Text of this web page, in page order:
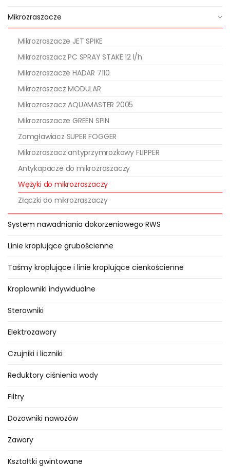
sztucznego o długości 13,5 cm.
Obciążnik 13,5 cm – stosowany
do wężyka w zestawie
tworzywa sztucznego w
postaci rurki o długości 13,5 cm.
Wężyki kompletne oraz obciążnik
produkowane są przez firmę
NAANDANJAIN. Od 1990 r.
dystrybutorem NAANDANJAIN
www.naandanjain.com
Państwo aktualne informacje o
produkowany jest przez firmę
Mikrozraszacze
Mikrozraszacze JET SPIKE
Mikrozraszacz PC SPRAY STAKE 12 l/h
Mikrozraszacze HADAR 7110
Mikrozraszacz MODULAR
Mikrozraszacz AQUAMASTER 2005
Mikrozraszacze GREEN SPIN
Zamgławiacz SUPER FOGGER
Mikrozraszacz antyprzymrozkowy FLIPPER
Antykapacze do mikrozraszaczy
Wężyki do mikrozraszaczy
Złączki do mikrozraszaczy
System nawadniania dokorzeniowego RWS
Linie kroplujące grubościenne
Taśmy kroplujące i linie kroplujące cienkościenne
Kroplowniki indywidualne
Sterowniki
Elektrozawory
Czujniki i liczniki
Reduktory ciśnienia wody
Filtry
Dozowniki nawozów
Zawory
Kształtki gwintowane